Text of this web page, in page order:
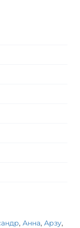
, Анна, Арзу,